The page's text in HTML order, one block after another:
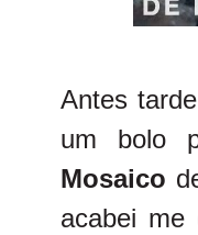
Antes
um bolo
Mosaico
acabei me